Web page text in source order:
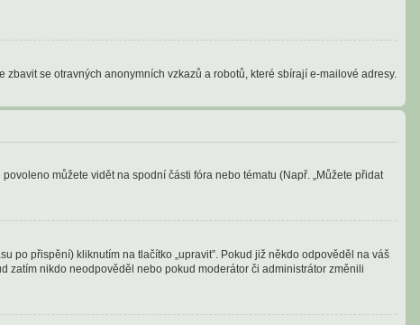
se otravných anonymních vzkazů a robotů, které sbírají e-mailové adresy.
můžete vidět na spodní části fóra nebo tématu (Např. „Můžete přidat
po přispění) kliknutím na tlačítko „upravit”. Pokud již někdo odpověděl na váš
zatím nikdo neodpověděl nebo pokud moderátor či administrátor změnili